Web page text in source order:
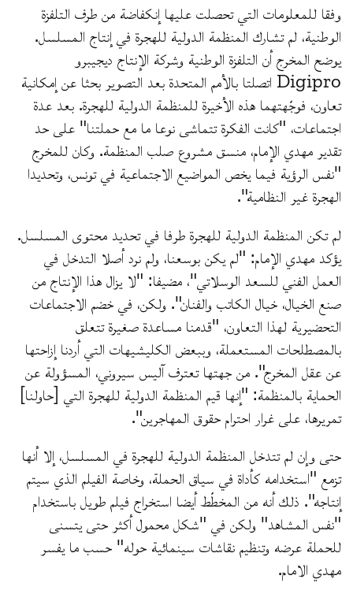
وفقا للمعلومات التي تحصلت عليها إنكفاضة من طرف التلفزة
الوطنية، لم تشارك المنظمة الدولية للهجرة في إنتاج المسلسل.
يوضح المخرج أن التلفزة الوطنية وشركة الإنتاج ديجيبرو
Digipro اتصلتا بالأمم المتحدة بعد التصوير بحثا عن إمكانية
تعاون، فوجّهتهما هذه الأخيرة للمنظمة الدولية للهجرة. بعد عدة
اجتماعات، "كانت الفكرة تتماشى نوعا ما مع حملتنا" على حد
تقدير مهدي الإمام، منسق مشروع صلب المنظمة. وكان للمخرج
"نفس الرؤية فيما يخص المواضيع الاجتماعية في تونس، وتحديدا
الهجرة غير النظامية".
لم تكن المنظمة الدولية للهجرة طرفا في تحديد محتوى المسلسل.
يؤكد مهدي الإمام: "لم يكن بوسعنا، ولم نرد أصلا التدخل في
العمل الفني للسعد الوسلاتي"، مضيفا: "لا يزال هذا الإنتاج من
صنع الخيال، خيال الكاتب والفنان". ولكن، في خضم الاجتماعات
التحضيرية لهذا التعاون، "قدمنا ​​مساعدة صغيرة تتعلق
بالمصطلحات المستعملة، وببعض الكليشيهات التي أردنا إزاحتها
عن عقل المخرج". من جهتها تعترف آليس سيروني، المسؤولة عن
الحماية بالمنظمة: "إنها قيم المنظمة الدولية للهجرة التي [حاولنا]
تمريرها، على غرار احترام حقوق المهاجرين".
حتى وإن لم تتدخل المنظمة الدولية للهجرة في المسلسل، إلا أنها
تزمع "استخدامه كأداة في سياق الحملة، وخاصة الفيلم الذي سيتم
إنتاجه". ذلك أنه من المخطّط أيضا استخراج فيلم طويل باستخدام
"نفس المشاهد" ولكن في "شكل محمول أكثر حتى يتسنى
للحملة عرضه وتنظيم نقاشات سينمائية حوله" حسب ما يفسر
مهدي الامام.